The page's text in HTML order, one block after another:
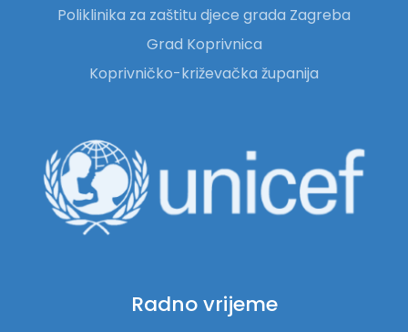
Poliklinika za zaštitu djece grada Zagreba
Grad Koprivnica
Koprivničko-križevačka županija
Radno vrijeme